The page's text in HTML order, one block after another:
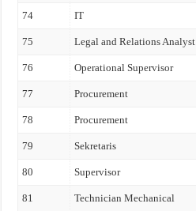
74 IT
75 Legal and Relations Analyst
76 Operational Supervisor
77 Procurement
78 Procurement
79 Sekretaris
80 Supervisor
81 Technician Mechanical